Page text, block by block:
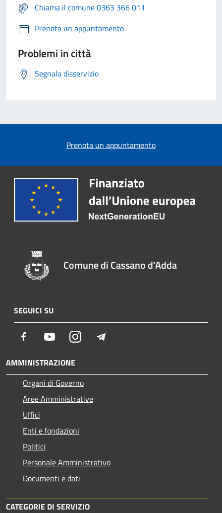
Chiama il comune 0363 366 011
Prenota un appuntamento
Problemi in città
Segnala disservizio
Prenota un appuntamento
Comune di Cassano d'Adda
SEGUICI SU
Facebook YoutubeInstagram
AMMINISTRAZIONE
Organi di Governo
Aree Amministrative
Uffici
Enti e fondazioni
Politici
Personale Amministrativo
Documenti e dati
CATEGORIE DI SERVIZIO